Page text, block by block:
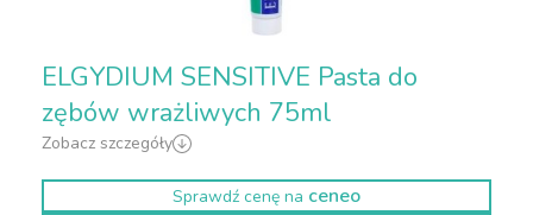
ELGYDIUM SENSITIVE Pasta do
zębów wrażliwych 75ml
Zobacz szczegóły
Sprawdź cenę na ceneo